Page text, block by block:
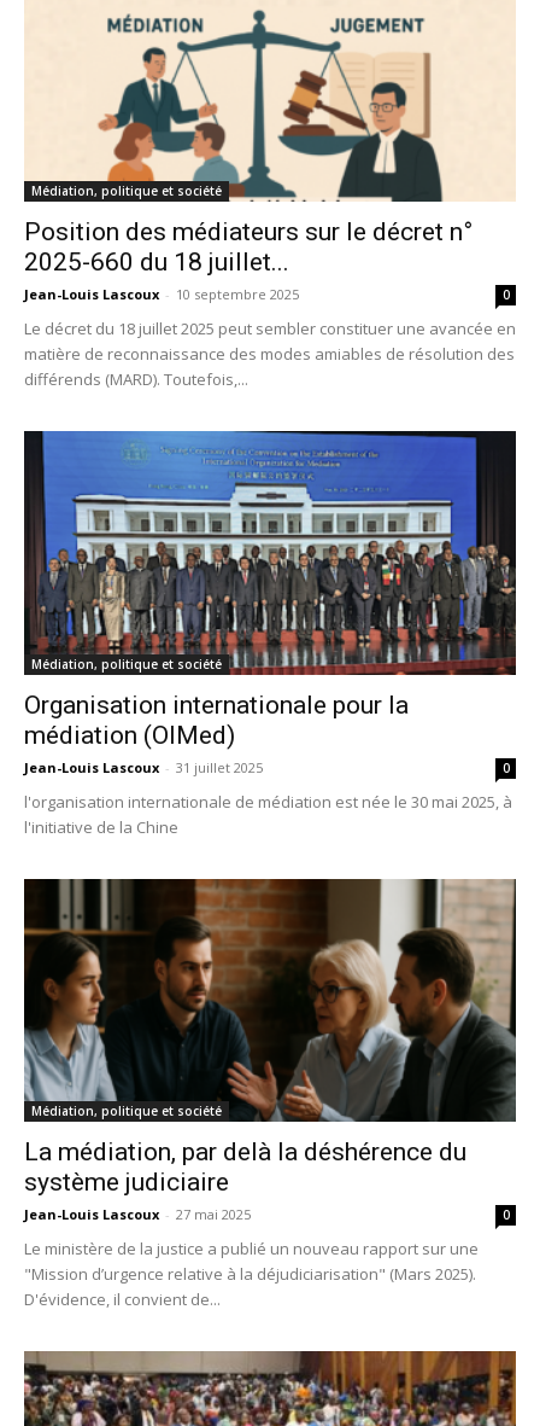
Médiation, politique et société
Position des médiateurs sur le décret n°
2025-660 du 18 juillet...
Jean-Louis Lascoux - 10 septembre 2025 0
Le décret du 18 juillet 2025 peut sembler constituer une avancée en
matière de reconnaissance des modes amiables de résolution des
différends (MARD). Toutefois,...
Médiation, politique et société
Organisation internationale pour la
médiation (OIMed)
Jean-Louis Lascoux - 31 juillet 2025 0
l'organisation internationale de médiation est née le 30 mai 2025, à
l'initiative de la Chine
Médiation, politique et société
La médiation, par delà la déshérence du
système judiciaire
Jean-Louis Lascoux - 27 mai 2025 0
Le ministère de la justice a publié un nouveau rapport sur une
"Mission d’urgence relative à la déjudiciarisation" (Mars 2025).
D'évidence, il convient de...